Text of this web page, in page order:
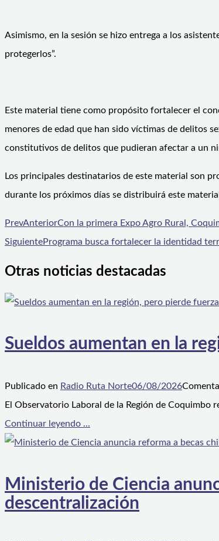
Asimismo, en la sesión se hizo entrega a los
protegerlos”.
Este material tiene como propósito fortalecer el
menores de edad que han sido víctimas de delitos
constitutivos de delitos que pudieran afectar a un
Los principales destinatarios de este material son
durante los próximos días se distribuirá este
PrevAnteriorCon la primera Expo Agro Rural,
SiguientePrograma busca fortalecer la identidad
Otras noticias destacadas
Sueldos aumentan en la
Publicado en Radio Ruta Norte06/08/2026
El Observatorio Laboral de la Región de Coquimbo
Continuar leyendo ...
Ministerio de Ciencia
descentralización